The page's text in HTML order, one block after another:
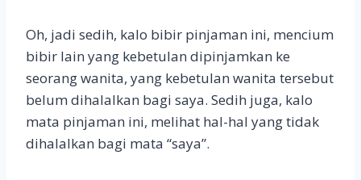
Oh, jadi sedih, kalo bibir pinjaman ini, mencium
bibir lain yang kebetulan dipinjamkan ke
seorang wanita, yang kebetulan wanita tersebut
belum dihalalkan bagi saya. Sedih juga, kalo
mata pinjaman ini, melihat hal-hal yang tidak
dihalalkan bagi mata “saya”.